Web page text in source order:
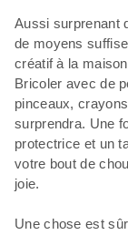
Aussi surprenant
de moyens
créatif à la
Bricoler avec de
pinceaux,
surprendra. Une
protectrice et un
votre bout de
joie.
Une chose est